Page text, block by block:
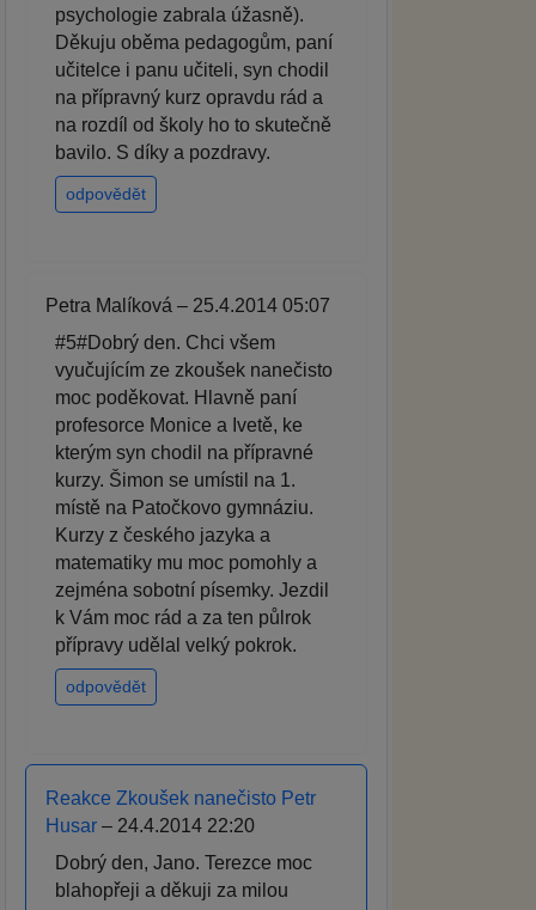
psychologie zabrala úžasně).
Děkuju oběma pedagogům, paní
učitelce i panu učiteli, syn chodil
na přípravný kurz opravdu rád a
na rozdíl od školy ho to skutečně
bavilo. S díky a pozdravy.
odpovědět
Petra Malíková – 25.4.2014 05:07
#5#Dobrý den. Chci všem
vyučujícím ze zkoušek nanečisto
moc poděkovat. Hlavně paní
profesorce Monice a Ivetě, ke
kterým syn chodil na přípravné
kurzy. Šimon se umístil na 1.
místě na Patočkovo gymnáziu.
Kurzy z českého jazyka a
matematiky mu moc pomohly a
zejména sobotní písemky. Jezdil
k Vám moc rád a za ten půlrok
přípravy udělal velký pokrok.
odpovědět
Reakce Zkoušek nanečisto Petr
Husar – 24.4.2014 22:20
Dobrý den, Jano. Terezce moc
blahopřeji a děkuji za milou